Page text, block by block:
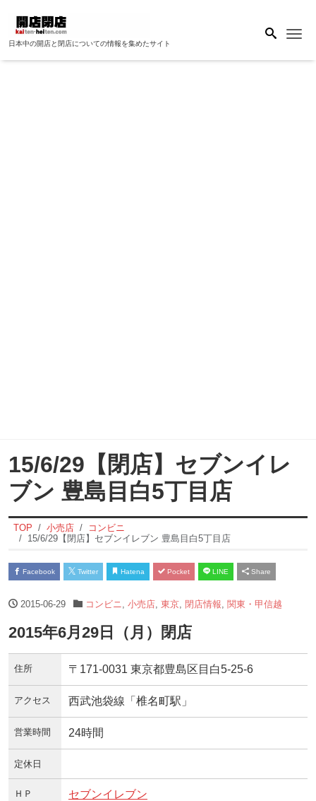
日本中の開店と閉店についての情報を集めたサイト
15/6/29【閉店】セブンイレ
ブン 豊島目白5丁目店
TOP 小売店
コンビニ
15/6/29【閉店】セブンイレブン 豊島目白5丁目店
Facebook Twitter Hatena Pocket LINE Share
2015-06-29 コンビニ 小売店, 東京, 閉店情報 関東・甲信越
2015年6月29日（月）閉店
住所 〒171-0031 東京都豊島区目白5-25-6
アクセス 西武池袋線「椎名町駅」
営業時間 24時間
定休日
ＨＰ セブンイレブン